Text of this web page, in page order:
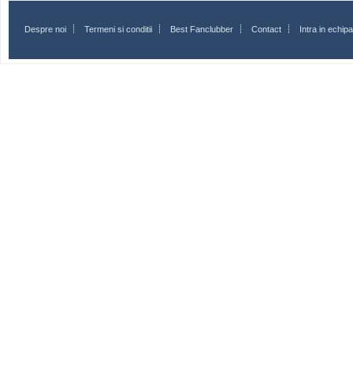
Despre noi Termeni si conditii Best Fanclubber Contact Intra in